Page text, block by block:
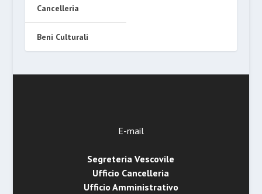
Cancelleria
Beni Culturali
E-mail
Segreteria Vescovile
Ufficio Cancelleria
Ufficio Amministrativo